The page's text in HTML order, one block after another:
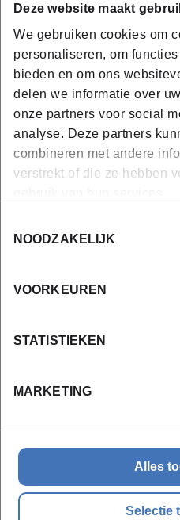
Deze website maakt
We gebruiken cookies om
personaliseren, om
bieden en om ons
delen we informatie over
onze partners voor social
analyse. Deze partners
combineren met andere
verstrekt of die ze hebben
NOODZAKELIJK
VOORKEUREN
STATISTIEKEN
MARKETING
Alles
Selectie
opstartformaliteiten
Ook niet onbelangrijk:
verzekeringen
Ondernemen met
en digitalisering:
start futureproof
duurzaamheid en
6 uur aan individuele
waardevolle feedback van
Afsluiten doen we met een
traject eindigt met het
Die jury toetst de
Ondernemer’ erbovenop van